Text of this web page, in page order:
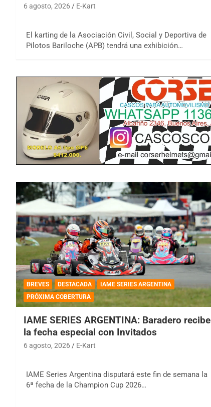
6 agosto, 2026 E-Kart
El karting de la Asociación Civil, Social y Deportiva de
Pilotos Bariloche (APB) tendrá una exhibición…
BREVES DESTACADA
IAME SERIES ARGENTINA
PRÓXIMA COBERTURA
IAME SERIES ARGENTINA: Baradero recibe
la fecha especial con Invitados
6 agosto, 2026 E-Kart
IAME Series Argentina disputará este fin de semana la
6ª fecha de la Champion Cup 2026…